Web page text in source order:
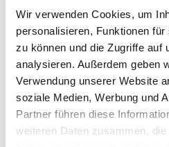
Wir verwenden Cookies, um
personalisieren, Funktionen
zu können und die Zugriffe auf
analysieren. Außerdem geben
Verwendung unserer Website
soziale Medien, Werbung und
Partner führen diese
weiteren Daten zusammen,
Stadtbibliothek Oberhausen
Bert-Brecht-Bildungszentrum
Langemarkstr. 19-21
46045 Oberhausen
Tel.: 0208 825-2852
Fax: 0208 825-5433
E-Mail: